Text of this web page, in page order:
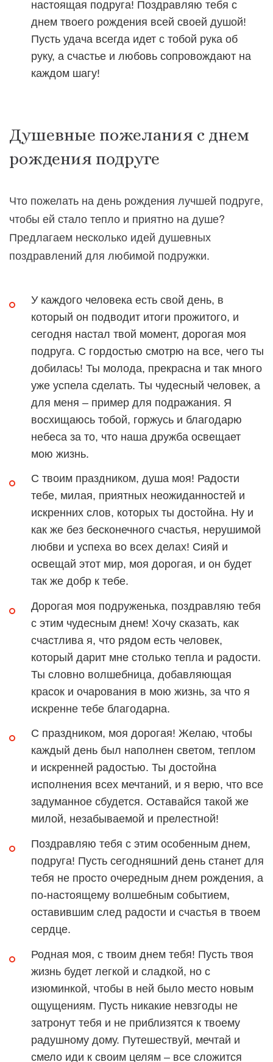
настоящая подруга! Поздравляю тебя с
днем твоего рождения всей своей душой!
Пусть удача всегда идет с тобой рука об
руку, а счастье и любовь сопровождают на
каждом шагу!
Душевные пожелания с днем
рождения подруге
Что пожелать на день рождения лучшей подруге,
чтобы ей стало тепло и приятно на душе?
Предлагаем несколько идей душевных
поздравлений для любимой подружки.
У каждого человека есть свой день, в
который он подводит итоги прожитого, и
сегодня настал твой момент, дорогая моя
подруга. С гордостью смотрю на все, чего ты
добилась! Ты молода, прекрасна и так много
уже успела сделать. Ты чудесный человек, а
для меня – пример для подражания. Я
восхищаюсь тобой, горжусь и благодарю
небеса за то, что наша дружба освещает
мою жизнь.
С твоим праздником, душа моя! Радости
тебе, милая, приятных неожиданностей и
искренних слов, которых ты достойна. Ну и
как же без бесконечного счастья, нерушимой
любви и успеха во всех делах! Сияй и
освещай этот мир, моя дорогая, и он будет
так же добр к тебе.
Дорогая моя подруженька, поздравляю тебя
с этим чудесным днем! Хочу сказать, как
счастлива я, что рядом есть человек,
который дарит мне столько тепла и радости.
Ты словно волшебница, добавляющая
красок и очарования в мою жизнь, за что я
искренне тебе благодарна.
С праздником, моя дорогая! Желаю, чтобы
каждый день был наполнен светом, теплом
и искренней радостью. Ты достойна
исполнения всех мечтаний, и я верю, что все
задуманное сбудется. Оставайся такой же
милой, незабываемой и прелестной!
Поздравляю тебя с этим особенным днем,
подруга! Пусть сегодняшний день станет для
тебя не просто очередным днем рождения, а
по-настоящему волшебным событием,
оставившим след радости и счастья в твоем
сердце.
Родная моя, с твоим днем тебя! Пусть твоя
жизнь будет легкой и сладкой, но с
изюминкой, чтобы в ней было место новым
ощущениям. Пусть никакие невзгоды не
затронут тебя и не приблизятся к твоему
радушному дому. Путешествуй, мечтай и
смело иди к своим целям – все сложится